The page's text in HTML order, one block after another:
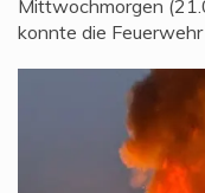
Mittwochmorgen
konnte die Feuerwehr